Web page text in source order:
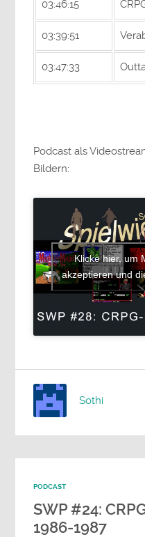
03:46:15
03:39:51
03:47:33
Podcast als
Bildern:
Klicke hier, um
akzeptieren und
Sothi
PODCAST
SWP #24:
1986-1987